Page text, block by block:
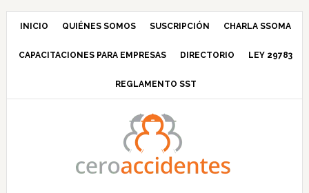
Saltar
navegación
Saltar
principal
Saltar
barra
principal
Saltar
INICIO QUIÉNES SOMOS SUSCRIPCIÓN CHARLA SSOMA
CAPACITACIONES PARA EMPRESAS DIRECTORIO LEY 29783
REGLAMENTO SST